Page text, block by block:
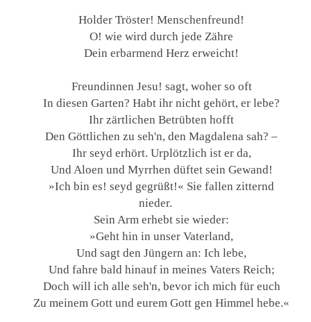
Holder Tröster! Menschenfreund!
O! wie wird durch jede Zähre
Dein erbarmend Herz erweicht!
Freundinnen Jesu! sagt, woher so oft
In diesen Garten? Habt ihr nicht gehört, er lebe?
Ihr zärtlichen Betrübten hofft
Den Göttlichen zu seh'n, den Magdalena sah? –
Ihr seyd erhört. Urplötzlich ist er da,
Und Aloen und Myrrhen düftet sein Gewand!
»Ich bin es! seyd gegrüßt!« Sie fallen zitternd
nieder.
Sein Arm erhebt sie wieder:
»Geht hin in unser Vaterland,
Und sagt den Jüngern an: Ich lebe,
Und fahre bald hinauf in meines Vaters Reich;
Doch will ich alle seh'n, bevor ich mich für euch
Zu meinem Gott und eurem Gott gen Himmel hebe.«